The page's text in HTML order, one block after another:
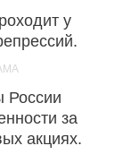
у
России
за
акциях.